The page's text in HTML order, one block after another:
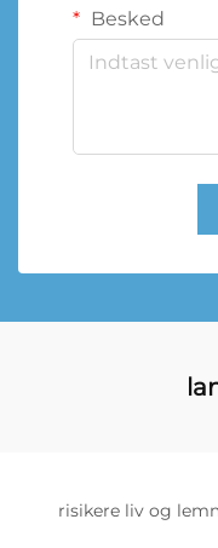
Besked
risikere liv og